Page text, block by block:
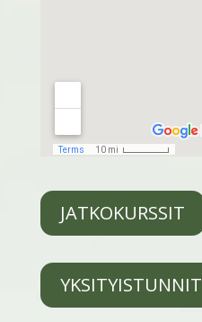
JATKOKURSSIT
YKSITYISTUNNIT